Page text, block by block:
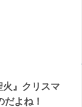
』クリスマ
よね！